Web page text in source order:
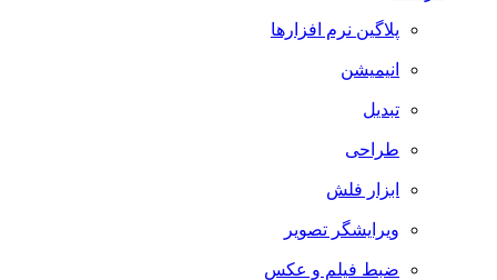
پلاگین نرم افزارها
انیمیشن
تبدیل
طراحی
ابزار فلش
ویرایشگر تصویر
ضبط فيلم و عكس